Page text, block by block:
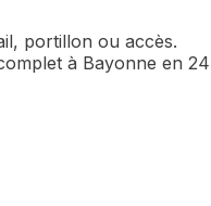
portillon ou accès.
à Bayonne en 24